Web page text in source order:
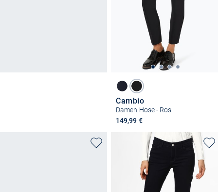
Cambio
Damen Hose - Ros
149,99 €